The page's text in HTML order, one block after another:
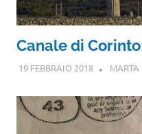
Canale di
19 FEBBRAIO 2018 MARTA